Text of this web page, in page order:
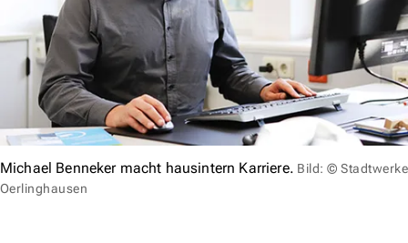
Michael Benneker macht hausintern Karriere. Bild: © Stadtwerke
Oerlinghausen